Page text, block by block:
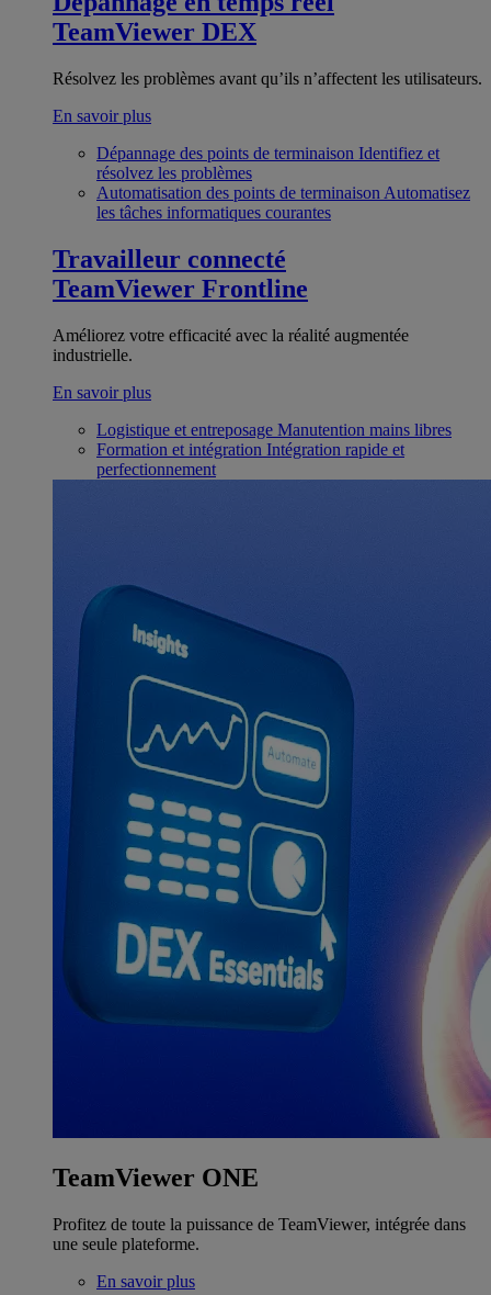
TeamViewer DEX
Résolvez les problèmes avant qu’ils n’affectent les utilisateurs.
En savoir plus
Dépannage des points de terminaison Identifiez et
résolvez les problèmes
Automatisation des points de terminaison Automatisez
les tâches informatiques courantes
Travailleur connecté
TeamViewer Frontline
Améliorez votre efficacité avec la réalité augmentée
industrielle.
En savoir plus
Logistique et entreposage Manutention mains libres
Formation et intégration Intégration rapide et
perfectionnement
TeamViewer ONE
Profitez de toute la puissance de TeamViewer, intégrée dans
une seule plateforme.
En savoir plus